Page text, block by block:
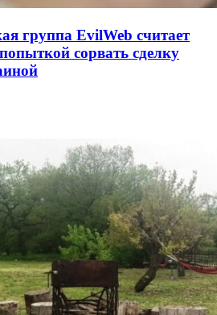
группа EvilWeb считает
сорвать сделку